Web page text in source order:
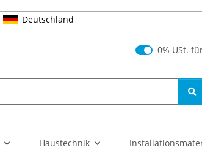
Deutschland
0% USt.
0% USt.
Haustechnik